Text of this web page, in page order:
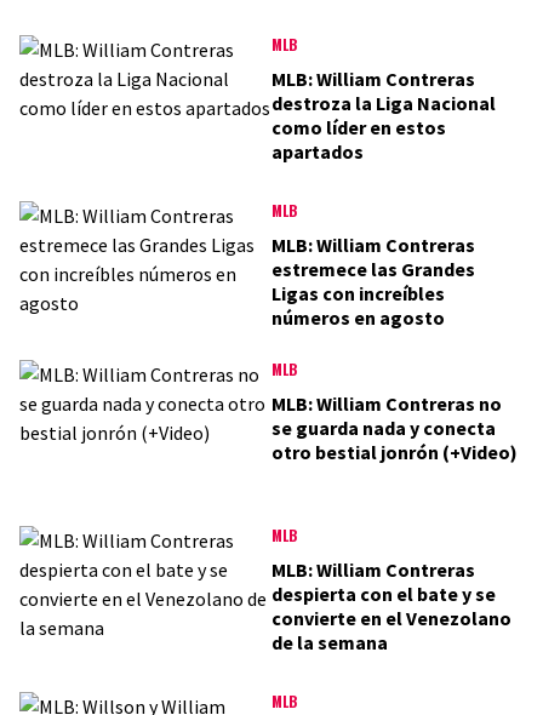
MLB
MLB: William Contreras
destroza la Liga Nacional
como líder en estos
apartados
MLB
MLB: William Contreras
estremece las Grandes
Ligas con increíbles
números en agosto
MLB
MLB: William Contreras no
se guarda nada y conecta
otro bestial jonrón (+Video)
MLB
MLB: William Contreras
despierta con el bate y se
convierte en el Venezolano
de la semana
MLB